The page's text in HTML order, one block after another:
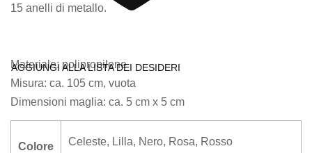
AGGIUNGI ALLA LISTA DEI DESIDERI
15 anelli di metallo.
Materiale: polipropilene
Misura: ca. 105 cm, vuota
Dimensioni maglia: ca. 5 cm x 5 cm
Colore Celeste, Lilla, Nero, Rosa, Rosso